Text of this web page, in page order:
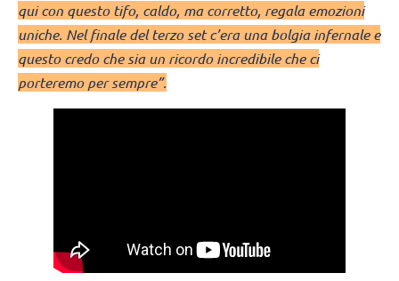
qui con questo tifo, caldo, ma corretto, regala emozioni
uniche. Nel finale del terzo set c’era una bolgia infernale e
questo credo che sia un ricordo incredibile che ci
porteremo per sempre”.